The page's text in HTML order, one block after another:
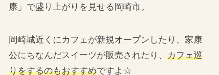
康」で盛り上がりを見せる岡崎市。
岡崎城近くにカフェが新規オープンしたり、家康
公にちなんだスイーツが販売されたり、 カフェ巡
りをするのもおすすめですよ☆